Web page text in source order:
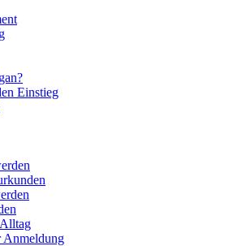
Einstieg
Anmeldung